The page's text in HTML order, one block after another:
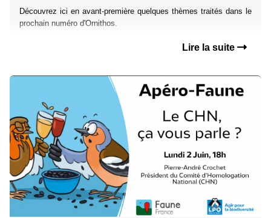
Découvrez ici en avant-première quelques thèmes traités dans le
prochain numéro d'Ornithos.
Lire la suite